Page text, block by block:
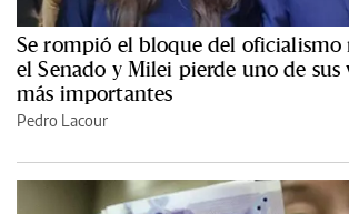
Se rompió el bloque del oficialismo
el Senado y Milei pierde uno de sus
más importantes
Pedro Lacour